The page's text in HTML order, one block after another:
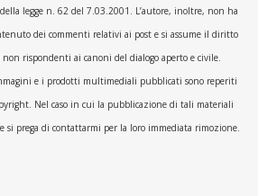
legge n. 62 del 7.03.2001. L’autore, inoltre, non ha
dei commenti relativi ai post e si assume il diritto
rispondenti ai canoni del dialogo aperto e civile.
e i prodotti multimediali pubblicati sono reperiti
Nel caso in cui la pubblicazione di tali materiali
si prega di contattarmi per la loro immediata rimozione.